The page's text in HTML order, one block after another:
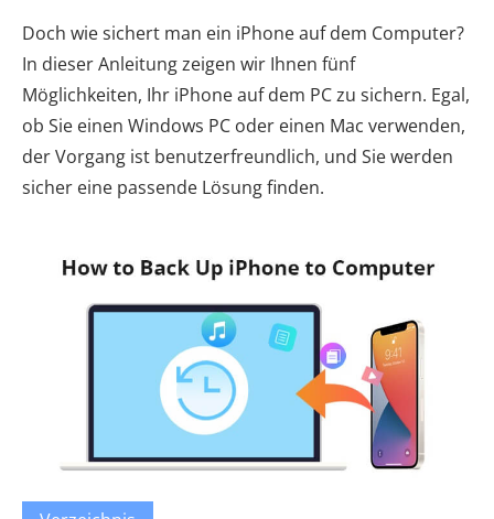
Doch wie sichert man ein iPhone auf dem Computer?
In dieser Anleitung zeigen wir Ihnen fünf
Möglichkeiten, Ihr iPhone auf dem PC zu sichern. Egal,
ob Sie einen Windows PC oder einen Mac verwenden,
der Vorgang ist benutzerfreundlich, und Sie werden
sicher eine passende Lösung finden.